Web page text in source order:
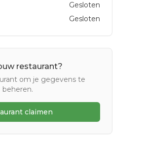
Gesloten
Gesloten
restaurant?
om je gegevens te
beheren.
claimen